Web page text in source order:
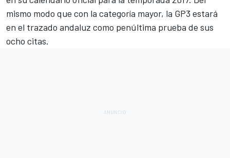
mismo modo que con la categoría mayor, la GP3 estará
en el trazado andaluz como penúltima prueba de sus
ocho citas.